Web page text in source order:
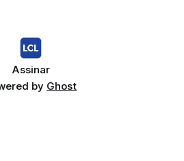
Assinar
by Ghost